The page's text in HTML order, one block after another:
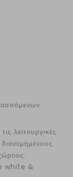
λειτουργικές
white &